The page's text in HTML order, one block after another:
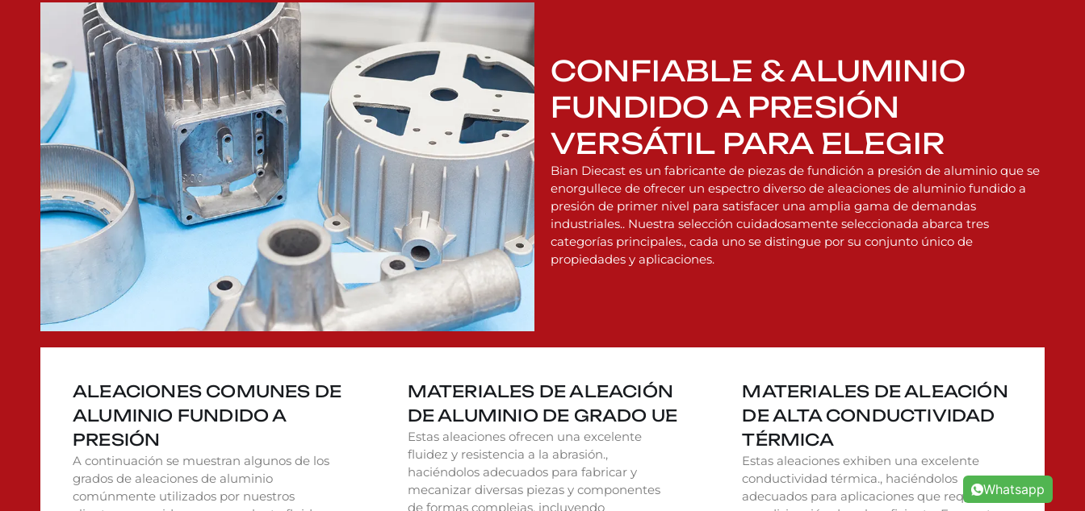
CONFIABLE & ALUMINIO
FUNDIDO A PRESIÓN
VERSÁTIL PARA ELEGIR
Bian Diecast es un fabricante de piezas de fundición a presión de aluminio que se
enorgullece de ofrecer un espectro diverso de aleaciones de aluminio fundido a
presión de primer nivel para satisfacer una amplia gama de demandas
industriales.. Nuestra selección cuidadosamente seleccionada abarca tres
categorías principales., cada uno se distingue por su conjunto único de
propiedades y aplicaciones.
ALEACIONES COMUNES DE
ALUMINIO FUNDIDO A
PRESIÓN
A continuación se muestran algunos de los
grados de aleaciones de aluminio
comúnmente utilizados por nuestros
MATERIALES DE ALEACIÓN
DE ALUMINIO DE GRADO UE
Estas aleaciones ofrecen una excelente
fluidez y resistencia a la abrasión.,
haciéndolos adecuados para fabricar y
mecanizar diversas piezas y componentes
de formas complejas, incluyendo
MATERIALES DE ALEACIÓN
DE ALTA CONDUCTIVIDAD
TÉRMICA
Estas aleaciones exhiben una excelente
conductividad térmica., haciéndolos
adecuados para aplicaciones que requierenWhatsapp